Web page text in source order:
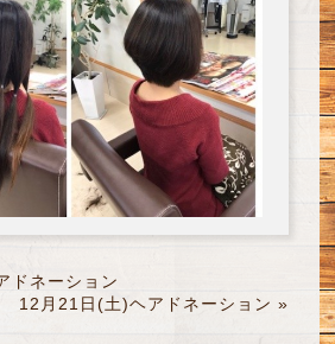
ドネーション
12月21日(土)ヘアドネーション »